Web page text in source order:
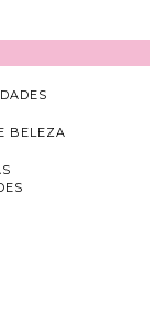
BELEZA